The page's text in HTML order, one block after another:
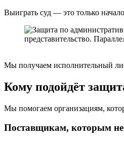
Выиграть суд — это только
Мы получаем исполнительный
Кому подойдёт
Мы помогаем организациям,
Поставщикам, которым не